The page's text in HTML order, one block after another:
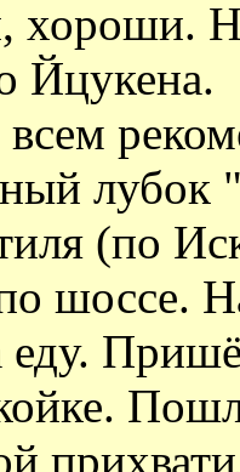
Йцукена.
всем
(по
шоссе.